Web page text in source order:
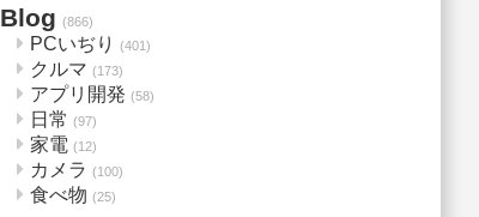
Blog (866)
PCいぢり (401)
クルマ (173)
アプリ開発 (58)
日常 (97)
家電 (12)
カメラ (100)
食べ物 (25)